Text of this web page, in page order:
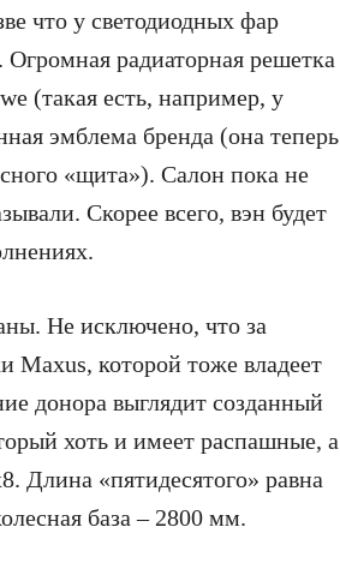
что у светодиодных фар
радиаторная решетка
(такая есть, например, у
эмблема бренда (она теперь
«щита»). Салон пока не
Скорее всего, вэн будет
Не исключено, что за
Maxus, которой тоже владеет
донора выглядит созданный
хоть и имеет распашные, а
Длина «пятидесятого» равна
база – 2800 мм.